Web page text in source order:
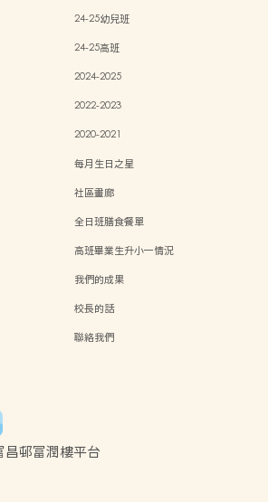
24-25幼兒班
24-25高班
2024-2025
2022-2023
2020-2021
每月生日之星
社區畫廊
全日班膳食餐單
高班畢業生升小一情況
我們的成果
校長的話
聯絡我們
昌邨富潤樓平台